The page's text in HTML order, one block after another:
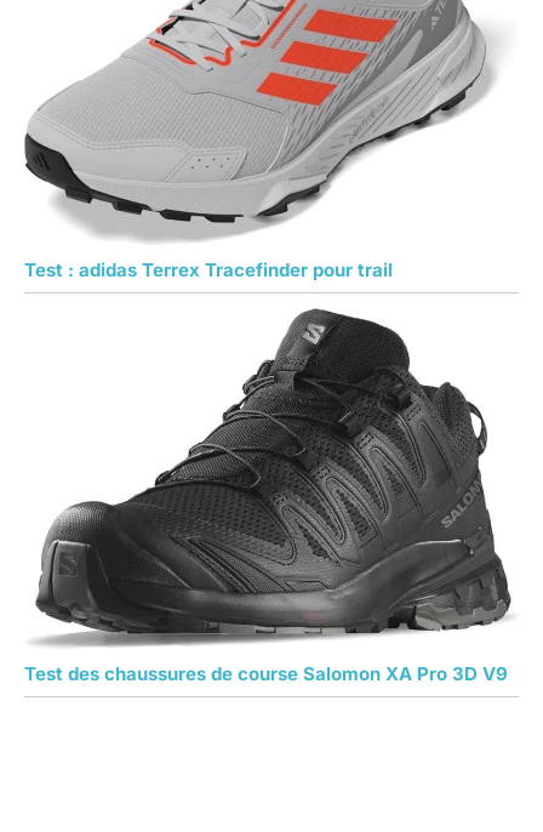
Test : adidas Terrex Tracefinder pour trail
Test des chaussures de course Salomon XA Pro 3D V9